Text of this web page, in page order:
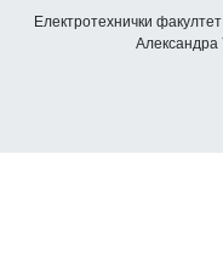
Електротехнички
Александра